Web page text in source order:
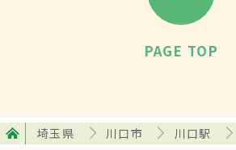
PAGE TOP
埼玉県 川口市 川口駅